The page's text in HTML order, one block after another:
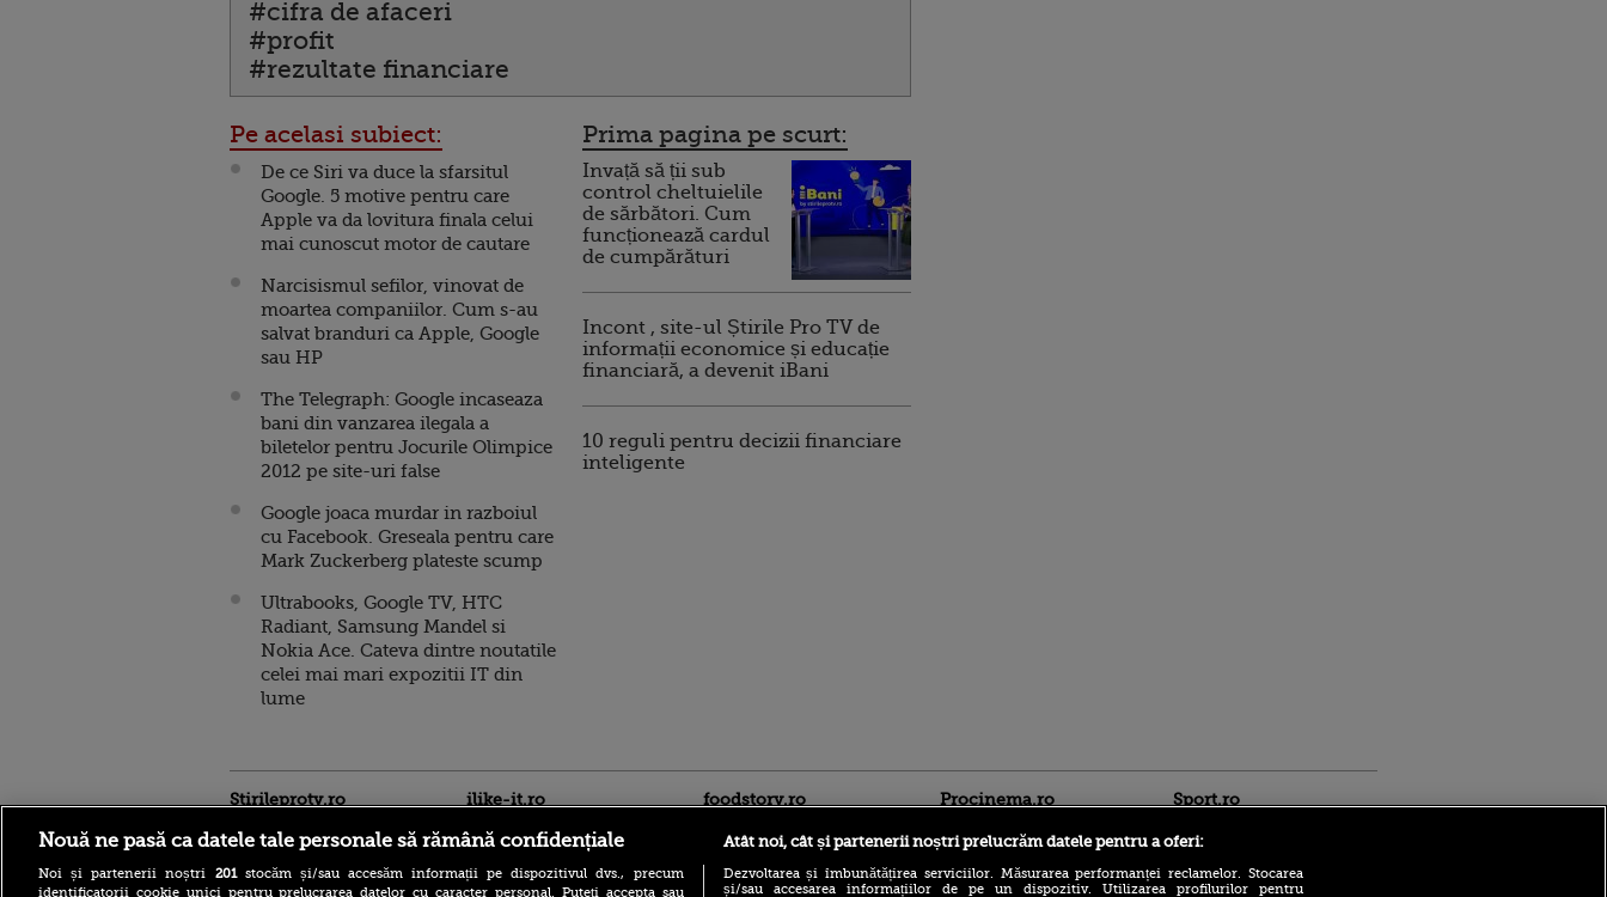
#cifra de afaceri
#profit
#rezultate financiare
Pe acelasi subiect:
De ce Siri va duce la sfarsitul
Google. 5 motive pentru care
Apple va da lovitura finala celui
mai cunoscut motor de cautare
Narcisismul sefilor, vinovat de
moartea companiilor. Cum s-au
salvat branduri ca Apple, Google
sau HP
The Telegraph: Google incaseaza
bani din vanzarea ilegala a
biletelor pentru Jocurile Olimpice
2012 pe site-uri false
Google joaca murdar in razboiul
cu Facebook. Greseala pentru care
Mark Zuckerberg plateste scump
Ultrabooks, Google TV, HTC
Radiant, Samsung Mandel si
Nokia Ace. Cateva dintre noutatile
celei mai mari expozitii IT din
lume
Prima pagina pe scurt:
Invață să ții sub
control cheltuielile
de sărbători. Cum
funcționează cardul
de cumpărături
Incont , site-ul Știrile Pro TV de
informații economice și educație
financiară, a devenit iBani
10 reguli pentru decizii financiare
inteligente
Stirileprotv.ro ilike-it.ro foodstory.ro Procinema.ro Sport.ro
Nouă ne pasă ca datele tale personale să rămână confidențiale
Noi și partenerii noștri 201stocăm și/sau accesăm informații pe dispozitivul dvs., precum
identificatorii cookie unici pentru prelucrarea datelor cu caracter personal. Puteți accepta sau
Atât noi, cât și partenerii noștri prelucrăm datele pentru a oferi:
Dezvoltarea și îmbunătățirea serviciilor. Măsurarea performanței reclamelor. Stocarea
și/sau accesarea informațiilor de pe un dispozitiv. Utilizarea profilurilor pentru